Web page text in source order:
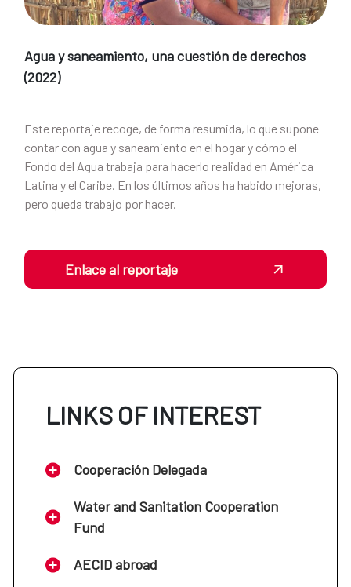
Agua y saneamiento, una cuestión de derechos
(2022)
Este reportaje recoge, de forma resumida, lo que supone
contar con agua y saneamiento en el hogar y cómo el
Fondo del Agua trabaja para hacerlo realidad en América
Latina y el Caribe. En los últimos años ha habido mejoras,
pero queda trabajo por hacer.
Enlace al reportaje
LINKS OF INTEREST
Cooperación Delegada
Water and Sanitation Cooperation
Fund
AECID abroad